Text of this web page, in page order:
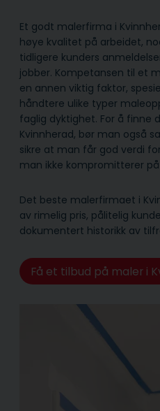
Et godt malerfirma i
høye kvalitet på arbeidet,
tidligere kunders
jobber. Kompetansen til et
en annen viktig faktor,
håndtere ulike typer
faglig dyktighet. For å finne
Kvinnherad, bør man også
sikre at man får god verdi
man ikke kompromitterer
Det beste malerfirmaet i
av rimelig pris, pålitelig
dokumentert historikk av
Få et tilbud på maler i